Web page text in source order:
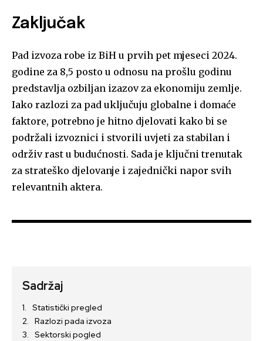
Zaključak
Pad izvoza robe iz BiH u prvih pet mjeseci 2024.
godine za 8,5 posto u odnosu na prošlu godinu
predstavlja ozbiljan izazov za ekonomiju zemlje.
Iako razlozi za pad uključuju globalne i domaće
faktore, potrebno je hitno djelovati kako bi se
podržali izvoznici i stvorili uvjeti za stabilan i
održiv rast u budućnosti. Sada je ključni trenutak
za strateško djelovanje i zajednički napor svih
relevantnih aktera.
Sadržaj
Statistički pregled
Razlozi pada izvoza
Sektorski pogled